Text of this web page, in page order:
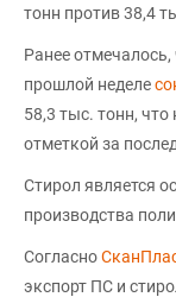
тонн против 38,4
Ранее
прошлой неделе
58,3 тыс. тонн,
отметкой за
Стирол является
производства
Согласно
экспорт ПС и